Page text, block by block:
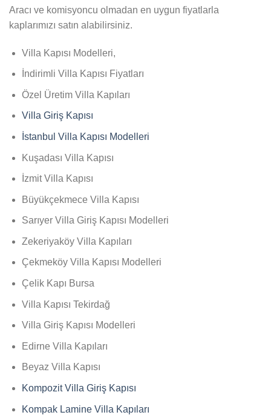
Aracı ve komisyoncu olmadan en uygun fiyatlarla
kaplarımızı satın alabilirsiniz.
Villa Kapısı Modelleri,
İndirimli Villa Kapısı Fiyatları
Özel Üretim Villa Kapıları
Villa Giriş Kapısı
İstanbul Villa Kapısı Modelleri
Kuşadası Villa Kapısı
İzmit Villa Kapısı
Büyükçekmece Villa Kapısı
Sarıyer Villa Giriş Kapısı Modelleri
Zekeriyaköy Villa Kapıları
Çekmeköy Villa Kapısı Modelleri
Çelik Kapı Bursa
Villa Kapısı Tekirdağ
Villa Giriş Kapısı Modelleri
Edirne Villa Kapıları
Beyaz Villa Kapısı
Kompozit Villa Giriş Kapısı
Kompak Lamine Villa Kapıları